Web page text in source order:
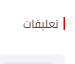
تعليقات